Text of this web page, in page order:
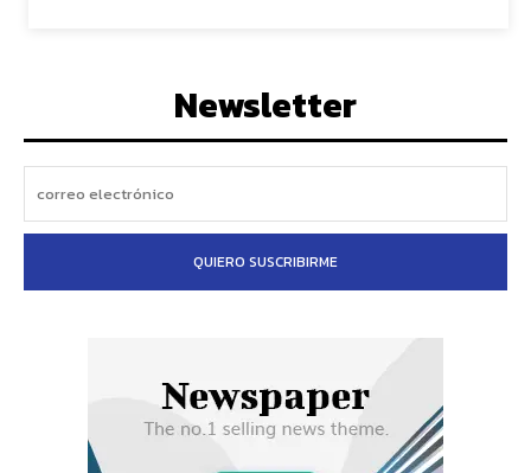
Newsletter
QUIERO SUSCRIBIRME